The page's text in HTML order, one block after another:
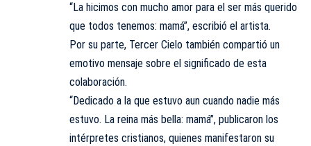
“La hicimos con mucho amor para el ser más querido
que todos tenemos: mamá”, escribió el artista.
Por su parte, Tercer Cielo también compartió un
emotivo mensaje sobre el significado de esta
colaboración.
“Dedicado a la que estuvo aun cuando nadie más
estuvo. La reina más bella: mamá”, publicaron los
intérpretes cristianos, quienes manifestaron su